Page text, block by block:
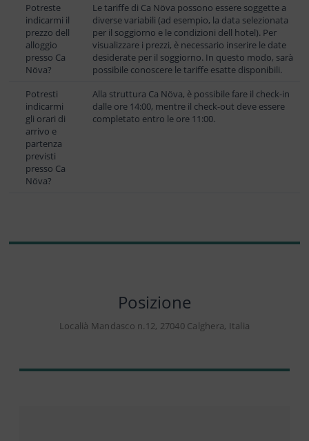
Potreste
indicarmi il
prezzo dell
alloggio
presso Ca
Növa?
Le tariffe di Ca Növa possono essere soggette a
diverse variabili (ad esempio, la data selezionata
per il soggiorno e le condizioni dell hotel). Per
visualizzare i prezzi, è necessario inserire le date
desiderate per il soggiorno. In questo modo, sarà
possibile conoscere le tariffe esatte disponibili.
Potresti
indicarmi
gli orari di
arrivo e
partenza
previsti
presso Ca
Növa?
Alla struttura Ca Növa, è possibile fare il check-in
dalle ore 14:00, mentre il check-out deve essere
completato entro le ore 11:00.
Posizione
Localià Mandasco n.12, 27040 Calghera, Italia